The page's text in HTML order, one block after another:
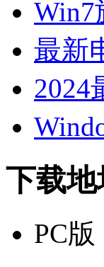
Win7
最新
2024
下载地
PC版